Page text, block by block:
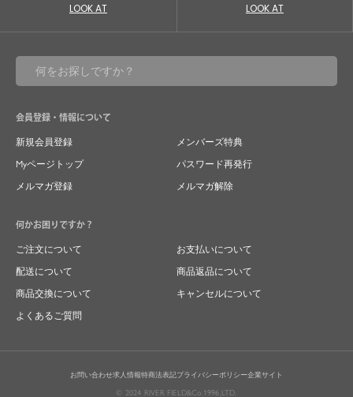
LOOK AT LOOK AT
会員登録・情報について
新規会員登録
メンバーズ特典
Myページトップ
パスワード再発行
メルマガ登録
メルマガ解除
何かお困りですか？
ご注文について
お支払いについて
配送について
商品返品について
商品交換について
キャンセルについて
よくあるご質問
お問い合わせ求人情報特商法表記プライバシーポリシー企業サイト
© 2024 RIVER FIELD&Co.1996,LTD.